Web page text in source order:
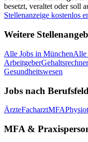
besetzt, veraltet oder soll
Stellenanzeige kostenlos
Weitere
Alle Jobs in MünchenAlle
Arbeitgeber
Gesundheitswesen
Jobs nach Berufsfeld
ÄrzteFacharztMFA
MFA &